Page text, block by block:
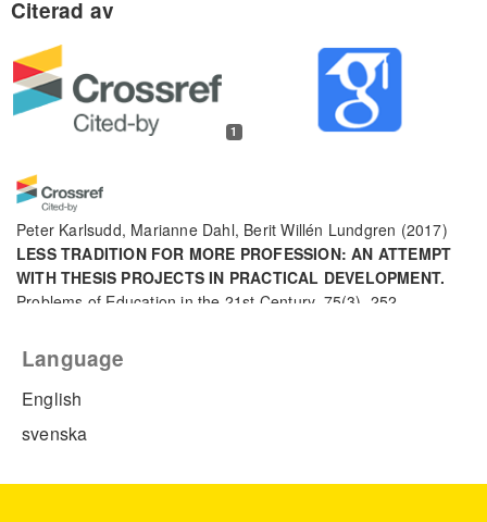
1
Peter Karlsudd, Marianne Dahl, Berit Willén Lundgren (2017)
LESS TRADITION FOR MORE PROFESSION: AN ATTEMPT
WITH THESIS PROJECTS IN PRACTICAL DEVELOPMENT.
Problems of Education in the 21st Century, 75(3), 252.
Language
English
svenska